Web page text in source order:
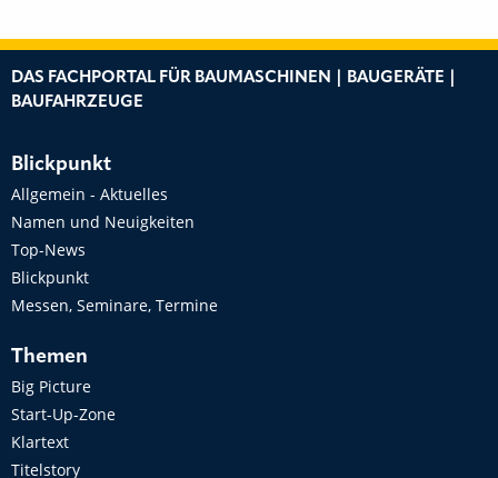
DAS FACHPORTAL FÜR BAUMASCHINEN | BAUGERÄTE |
BAUFAHRZEUGE
Blickpunkt
Allgemein - Aktuelles
Namen und Neuigkeiten
Top-News
Blickpunkt
Messen, Seminare, Termine
Themen
Big Picture
Start-Up-Zone
Klartext
Titelstory